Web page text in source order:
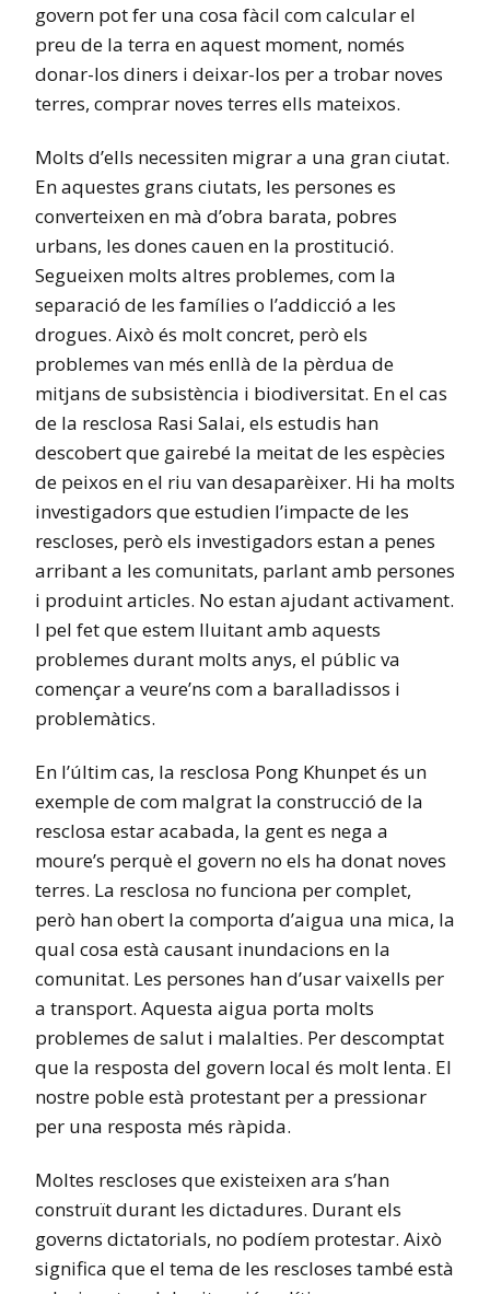
govern pot fer una cosa fàcil com calcular el
preu de la terra en aquest moment, només
donar-los diners i deixar-los per a trobar noves
terres, comprar noves terres ells mateixos.
Molts d’ells necessiten migrar a una gran ciutat.
En aquestes grans ciutats, les persones es
converteixen en mà d’obra barata, pobres
urbans, les dones cauen en la prostitució.
Segueixen molts altres problemes, com la
separació de les famílies o l’addicció a les
drogues. Això és molt concret, però els
problemes van més enllà de la pèrdua de
mitjans de subsistència i biodiversitat. En el cas
de la resclosa Rasi Salai, els estudis han
descobert que gairebé la meitat de les espècies
de peixos en el riu van desaparèixer. Hi ha molts
investigadors que estudien l’impacte de les
rescloses, però els investigadors estan a penes
arribant a les comunitats, parlant amb persones
i produint articles. No estan ajudant activament.
I pel fet que estem lluitant amb aquests
problemes durant molts anys, el públic va
començar a veure’ns com a baralladissos i
problemàtics.
En l’últim cas, la resclosa Pong Khunpet és un
exemple de com malgrat la construcció de la
resclosa estar acabada, la gent es nega a
moure’s perquè el govern no els ha donat noves
terres. La resclosa no funciona per complet,
però han obert la comporta d’aigua una mica, la
qual cosa està causant inundacions en la
comunitat. Les persones han d’usar vaixells per
a transport. Aquesta aigua porta molts
problemes de salut i malalties. Per descomptat
que la resposta del govern local és molt lenta. El
nostre poble està protestant per a pressionar
per una resposta més ràpida.
Moltes rescloses que existeixen ara s’han
construït durant les dictadures. Durant els
governs dictatorials, no podíem protestar. Això
significa que el tema de les rescloses també està